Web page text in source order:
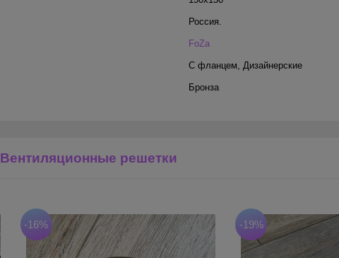
Россия.
FoZa
С фланцем, Дизайнерские
Бронза
Вентиляционные решетки
-16% -19%